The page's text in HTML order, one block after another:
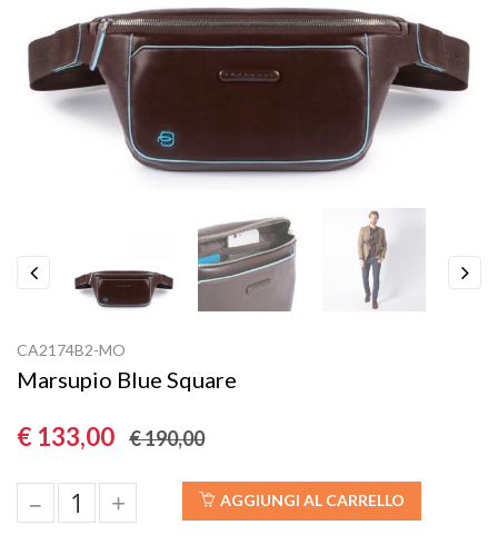
CA2174B2-MO
Marsupio Blue Square
€ 133,00 € 190,00
– + AGGIUNGI AL CARRELLO